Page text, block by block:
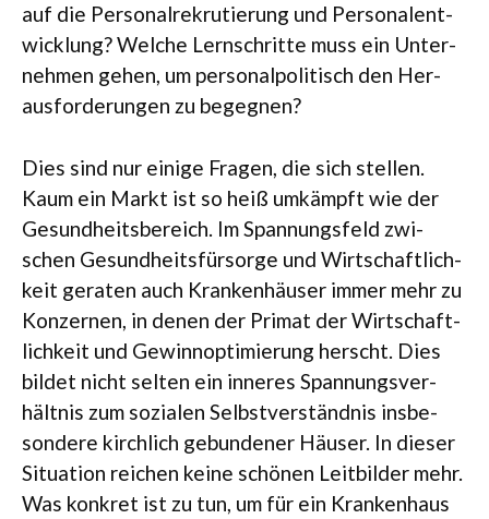
auf die Per­so­nal­re­kru­tie­rung und Per­so­nal­ent­
wick­lung? Wel­che Lern­schritte muss ein Unter­
neh­men gehen, um per­so­nal­po­li­tisch den Her­
aus­for­de­run­gen zu begegnen?
Dies sind nur einige Fra­gen, die sich stel­len.
Kaum ein Markt ist so heiß umkämpft wie der
Gesund­heits­be­reich. Im Span­nungs­feld zwi­
schen Gesund­heits­für­sorge und Wirt­schaft­lich­
keit gera­ten auch Kran­ken­häu­ser immer mehr zu
Kon­zer­nen, in denen der Pri­mat der Wirt­schaft­
lich­keit und Gewinn­op­ti­mie­rung herscht. Dies
bil­det nicht sel­ten ein inne­res Span­nungs­ver­
hält­nis zum sozia­len Selbst­ver­ständ­nis ins­be­
son­dere kirch­lich gebun­de­ner Häu­ser. In die­ser
Situa­tion rei­chen keine schö­nen Leit­bil­der mehr.
Was kon­kret ist zu tun, um für ein Kran­ken­haus